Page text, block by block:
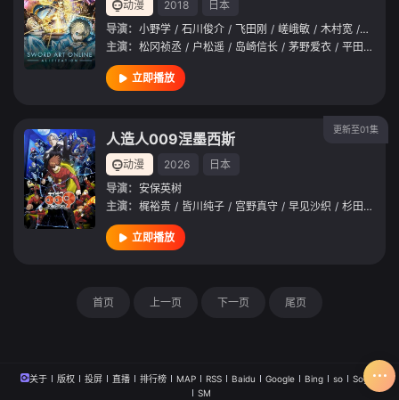
动漫 2018
日本
导演： 小野学 / 石川俊介 / 飞田刚 / 嵯峨敏 / 木村宽 / 高桥贤
主演： 松冈祯丞 / 户松遥 / 岛崎信长 / 茅野爱衣 / 平田广明
立即播放
更新至01集
人造人009涅墨西斯
动漫 2026
日本
导演： 安保英树
主演： 梶裕贵 / 皆川纯子 / 宫野真守 / 早见沙织 / 杉田智和
立即播放
首页 上一页 下一页 尾页
关于 版权 投屏 直播 排行榜 MAP RSS Baidu Google Bing so
Sogou
SM